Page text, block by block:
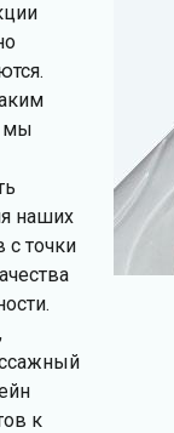
мы
наших
с точки
к